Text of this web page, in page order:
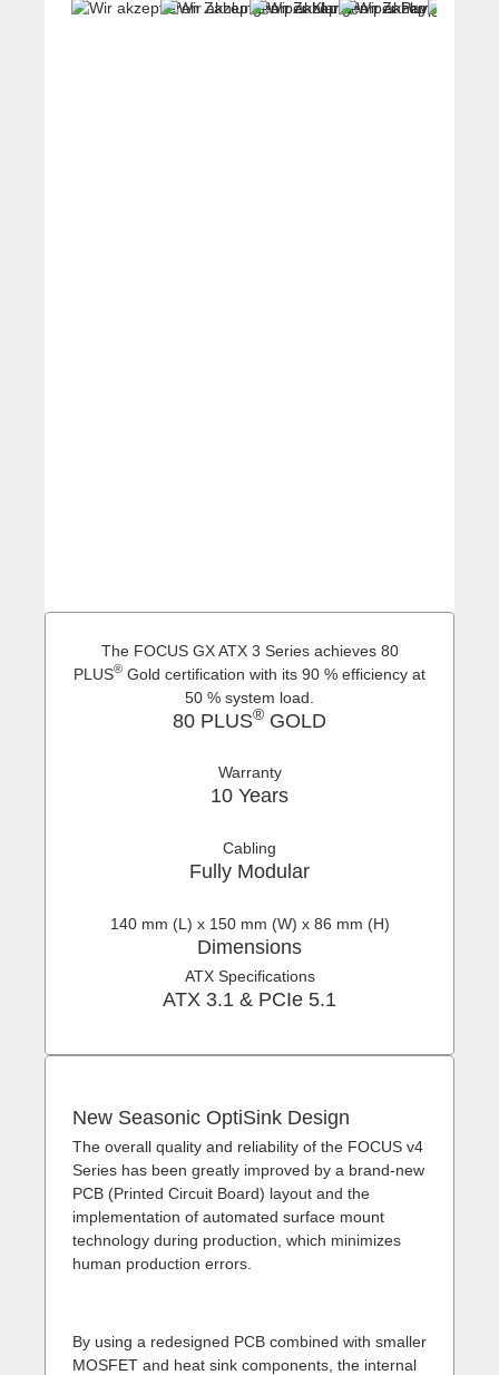
The FOCUS GX ATX 3 Series achieves 80
PLUS® Gold certification with its 90 % efficiency at
50 % system load.
80 PLUS® GOLD
Warranty
10 Years
Cabling
Fully Modular
140 mm (L) x 150 mm (W) x 86 mm (H)
Dimensions
ATX Specifications
ATX 3.1 & PCIe 5.1
New Seasonic OptiSink Design
The overall quality and reliability of the FOCUS v4
Series has been greatly improved by a brand-new
PCB (Printed Circuit Board) layout and the
implementation of automated surface mount
technology during production, which minimizes
human production errors.
By using a redesigned PCB combined with smaller
MOSFET and heat sink components, the internal